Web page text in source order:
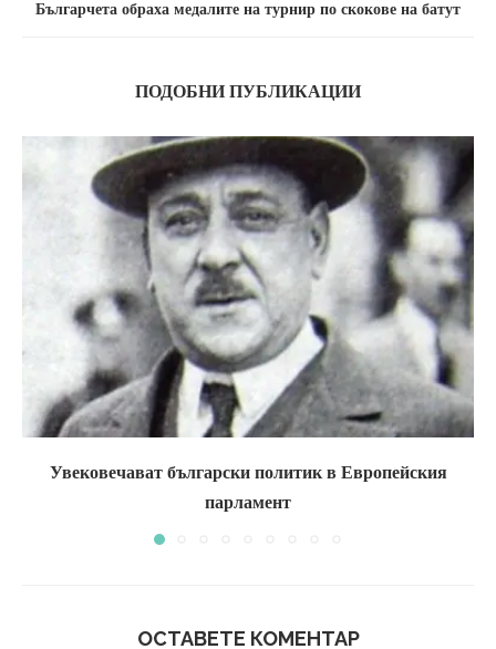
Българчета обраха медалите на турнир по скокове на батут
ПОДОБНИ ПУБЛИКАЦИИ
Увековечават български политик в Европейския
парламент
ОСТАВЕТЕ КОМЕНТАР